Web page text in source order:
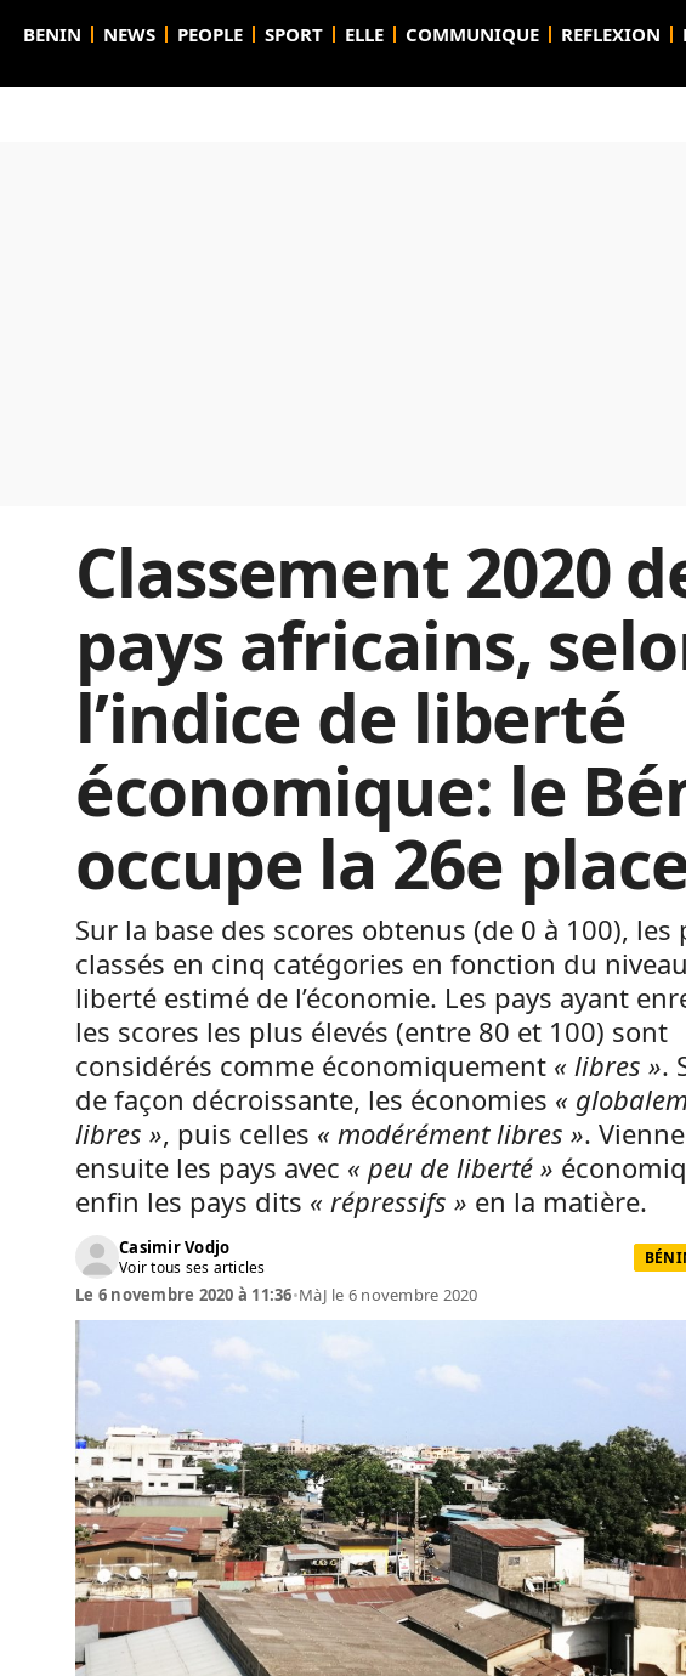
BENIN NEWS PEOPLE SPORT ELLE COMMUNIQUE REFLEXION
Classement 2020
pays africains,
l’indice de liberté
économique: le
occupe la 26e
Sur la base des scores obtenus (de 0 à 100), les
classés en cinq catégories en fonction du
liberté estimé de l’économie. Les pays ayant
les scores les plus élevés (entre 80 et 100) sont
considérés comme économiquement « libres ».
de façon décroissante, les économies «
libres », puis celles « modérément libres ».
ensuite les pays avec « peu de liberté »
enfin les pays dits « répressifs » en la matière.
Casimir Vodjo
Voir tous ses articles
Le 6 novembre 2020 à 11:36•MàJ le 6 novembre 2020